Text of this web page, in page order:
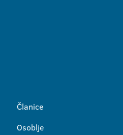
Članice
Osoblje